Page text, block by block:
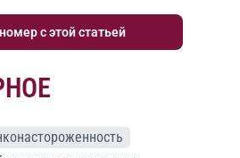
с этой статьей